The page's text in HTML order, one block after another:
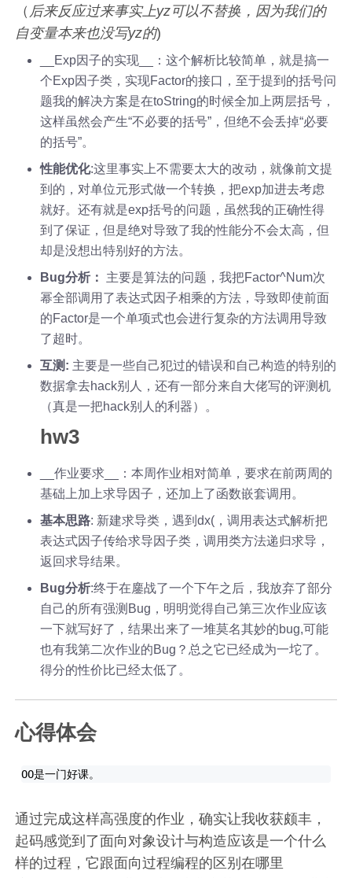
（ 后来反应过来事实上yz可以不替换，因为我们的
自变量本来也没写yz的)
__Exp因子的实现__：这个解析比较简单，就是搞一
个Exp因子类，实现Factor的接口，至于提到的括号问
题我的解决方案是在toString的时候全加上两层括号，
这样虽然会产生“不必要的括号”，但绝不会丢掉“必要
的括号”。
性能优化:这里事实上不需要太大的改动，就像前文提
到的，对单位元形式做一个转换，把exp加进去考虑
就好。还有就是exp括号的问题，虽然我的正确性得
到了保证，但是绝对导致了我的性能分不会太高，但
却是没想出特别好的方法。
Bug分析：
主要是算法的问题，我把Factor^Num次
幂全部调用了表达式因子相乘的方法，导致即使前面
的Factor是一个单项式也会进行复杂的方法调用导致
了超时。
互测: 主要是一些自己犯过的错误和自己构造的特别的
数据拿去hack别人，还有一部分来自大佬写的评测机
（真是一把hack别人的利器）。
hw3
__作业要求__：本周作业相对简单，要求在前两周的
基础上加上求导因子，还加上了函数嵌套调用。
基本思路: 新建求导类，遇到dx(，调用表达式解析把
表达式因子传给求导因子类，调用类方法递归求导，
返回求导结果。
Bug分析:终于在鏖战了一个下午之后，我放弃了部分
自己的所有强测Bug，明明觉得自己第三次作业应该
一下就写好了，结果出来了一堆莫名其妙的bug,可能
也有我第二次作业的Bug？总之它已经成为一坨了。
得分的性价比已经太低了。
心得体会
通过完成这样高强度的作业，确实让我收获颇丰，
起码感觉到了面向对象设计与构造应该是一个什么
样的过程，它跟面向过程编程的区别在哪里